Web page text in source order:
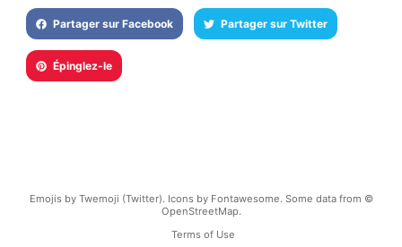
Partager sur Facebook Partager sur Twitter
Épinglez-le
Emojis by Twemoji (Twitter). Icons by Fontawesome. Some data from ©
OpenStreetMap.
Terms of Use